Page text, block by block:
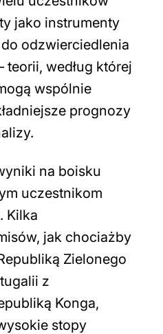
jako instrumenty
odzwierciedlenia
teorii, według której
wspólnie
prognozy
na boisku
uczestnikom
Kilka
jak chociażby
Zielonego
z
Konga,
stopy